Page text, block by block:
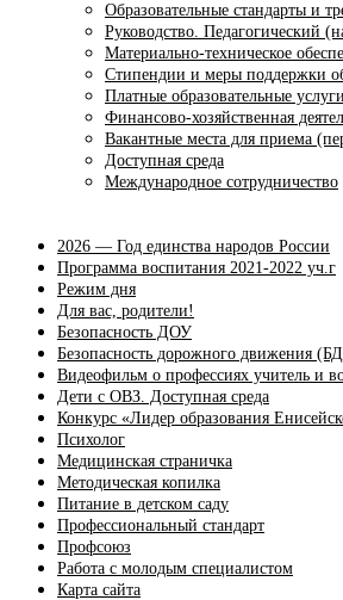
Образовательные стандарты и
Руководство. Педагогический
Материально-техническое
Стипендии и меры поддержки
Платные образовательные услуги
Финансово-хозяйственная
Вакантные места для приема
Доступная среда
Международное сотрудничество
2026 — Год единства народов России
Программа воспитания 2021-2022 уч.г
Режим дня
Для вас, родители!
Безопасность ДОУ
Безопасность дорожного движения
Видеофильм о профессиях учитель и
Дети с ОВЗ. Доступная среда
Конкурс «Лидер образования
Психолог
Медицинская страничка
Методическая копилка
Питание в детском саду
Профессиональный стандарт
Профсоюз
Работа с молодым специалистом
Карта сайта